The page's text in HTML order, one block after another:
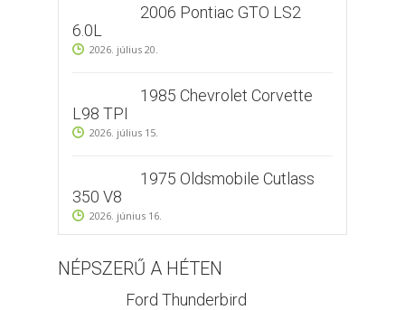
2006 Pontiac GTO LS2
6.0L
2026. július 20.
1985 Chevrolet Corvette
L98 TPI
2026. július 15.
1975 Oldsmobile Cutlass
350 V8
2026. június 16.
NÉPSZERŰ A HÉTEN
Ford Thunderbird